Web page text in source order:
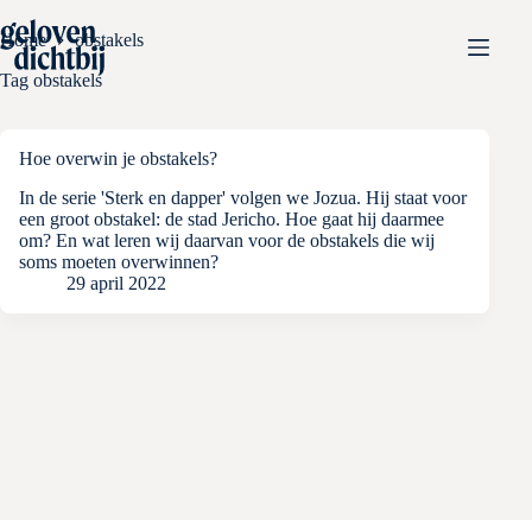
naar
de
inhoud
Home
obstakels
Tag obstakels
Hoe overwin je obstakels?
In de serie 'Sterk en dapper' volgen we Jozua. Hij staat voor
een groot obstakel: de stad Jericho. Hoe gaat hij daarmee
om? En wat leren wij daarvan voor de obstakels die wij
soms moeten overwinnen?
29 april 2022